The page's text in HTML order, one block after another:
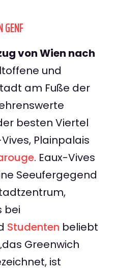
von Wien nach
und
am Fuße der
besten Viertel
Plainpalais
. Eaux-Vives
Seeufergegend
bei
Studenten beliebt
Greenwich
ist